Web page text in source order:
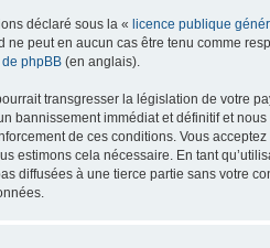
déclaré sous la « licence publique
peut en aucun cas être tenu comme
de phpBB (en anglais).
transgresser la législation de votre
bannissement immédiat et définitif et
de ces conditions. Vous acceptez
estimons cela nécessaire. En tant
diffusées à une tierce partie sans votre